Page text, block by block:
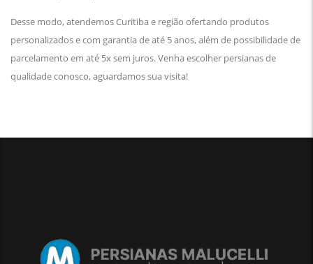
Desse modo, atendemos Curitiba e região ofertando produtos
personalizados e com garantia de até 5 anos, além de possibilidade de
parcelamento em até 5x sem juros. Venha escolher persianas de
qualidade conosco, aguardamos sua visita!